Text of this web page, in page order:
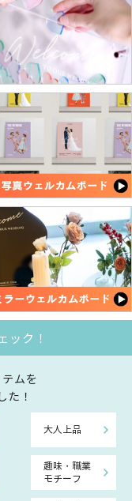
ック！
ムを
た！
大人上品
趣味・職業
モチーフ